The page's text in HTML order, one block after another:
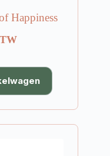
Happiness